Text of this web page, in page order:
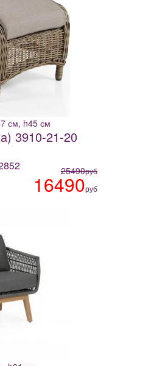
см, h45 см
3910-21-20
25490руб
16490руб